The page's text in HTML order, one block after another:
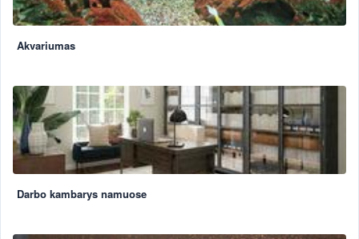
Akvariumas
Darbo kambarys namuose